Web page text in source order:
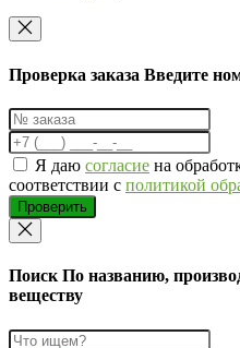
Проверка заказа Введите
Я даю согласие на
соответствии с политикой
Проверить
Поиск По названию,
веществу